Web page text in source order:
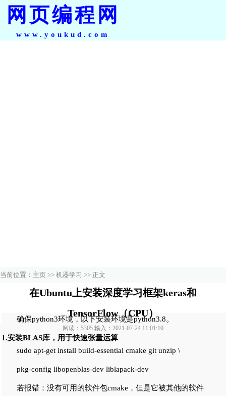
网页编程网
www.youkud.com
当前位置： 主页 >> 机器学习 >> 正文
在Ubuntu上安装深度学习框架keras和
TensorFlow（CPU）
阅读：5305 输入：2021-07-24 11:01:10
确保python3环境，以下安装环境是python3.8。
1.安装BLAS库，用于快速张量运算
sudo apt-get install build-essential cmake git unzip \
pkg-config libopenblas-dev liblapack-dev
若报错：没有可用的软件包cmake，但是它被其他的软件